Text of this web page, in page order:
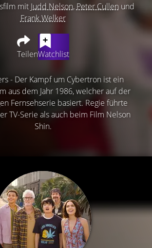
mit Judd Nelson, Peter Cullen und
Frank Welker
TeilenWatchlist
- Der Kampf um Cybertron ist ein
aus dem Jahr 1986, welcher auf der
Fernsehserie basiert. Regie führte
TV-Serie als auch beim Film Nelson
Shin.